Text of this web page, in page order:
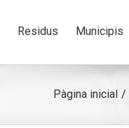
Residus Municipis
Pàgina inicial